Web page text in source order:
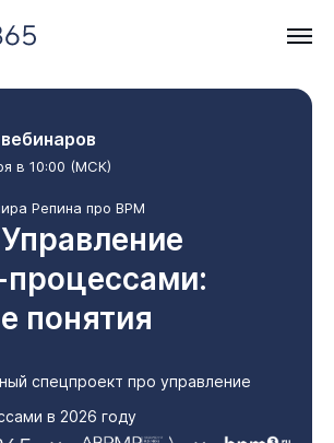
в 10:00 (МСК)
Репина про BPM
процессами:
понятия
спецпроект про управление
в 2026 году